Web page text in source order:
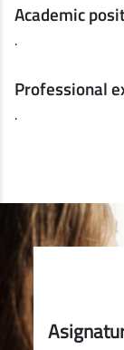
Academic
.
Professional
.